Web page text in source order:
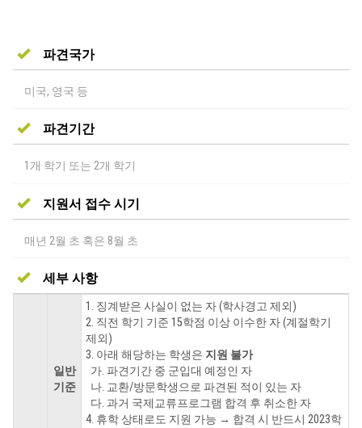
파견국가
미국, 영국 등
파견기간
1개 학기 또는 2개 학기
지원서 접수 시기
매년 2월 초 혹은 8월 초
세부 사항
일반
기준
1. 징계받은 사실이 없는 자 (학사경고 제외)
2. 직전 학기 기준 15학점 이상 이수한 자 (계절학기
제외)
3. 아래 해당하는 학생은 지원 불가
가. 파견기간 중 군입대 예정인 자
나. 교환/방문학생으로 파견된 적이 있는 자
다. 과거 국제교류프로그램 합격 후 취소한 자
4. 휴학 상태로도 지원 가능 → 합격 시 반드시 2023학